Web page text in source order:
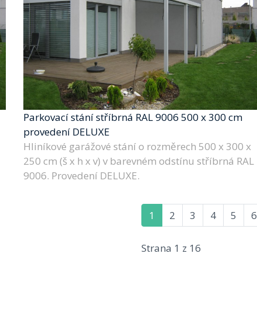
Parkovací stání stříbrná RAL 9006 500 x 300 cm
provedení DELUXE
Hliníkové garážové stání o rozměrech 500 x 300 x
250 cm (š x h x v) v barevném odstínu stříbrná RAL
9006. Provedení DELUXE.
1 2 3 4 5 6
Strana 1 z 16